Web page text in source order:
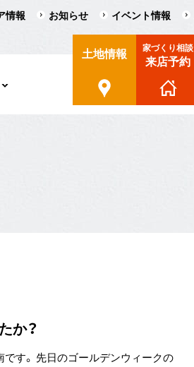
土地情報 家づくり相談
来店予約
情報 お知らせ イベント情報
か？
です。 先日のゴールデンウィークの